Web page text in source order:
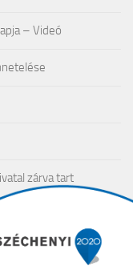
– Videó
zárva tart